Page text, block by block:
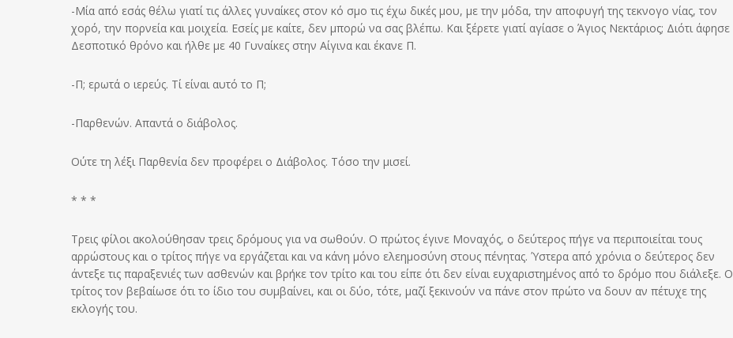
-Μία από εσάς θέλω γιατί τις άλλες γυναίκες στον κό σμο τις έχω δικές μου, με την μόδα, την αποφυγή της τεκνογο νίας, τον
χορό, την πορνεία και μοιχεία. Εσείς με καίτε, δεν μπορώ να σας βλέπω. Και ξέρετε γιατί αγίασε ο Άγιος Νεκτάριος; Διότι άφησε
Δεσποτικό θρόνο και ήλθε με 40 Γυναίκες στην Αίγινα και έκανε Π.
-Π; ερωτά ο ιερεύς. Τί είναι αυτό το Π;
-Παρθενών. Απαντά ο διάβολος.
Ούτε τη λέξι Παρθενία δεν προφέρει ο Διάβολος. Τόσο την μισεί.
* * *
Τρεις φίλοι ακολούθησαν τρεις δρόμους για να σωθούν. Ο πρώτος έγινε Μοναχός, ο δεύτερος πήγε να περιποιείται τους
αρρώστους και ο τρίτος πήγε να εργάζεται και να κάνη μόνο ελεημοσύνη στους πένητας. Ύστερα από χρόνια ο δεύτερος δεν
άντεξε τις παραξενιές των ασθενών και βρήκε τον τρίτο και του είπε ότι δεν είναι ευχαριστημένος από το δρόμο που διάλεξε. Ο
τρίτος τον βεβαίωσε ότι το ίδιο του συμβαίνει, και οι δύο, τότε, μαζί ξεκινούν να πάνε στον πρώτο να δουν αν πέτυχε της
εκλογής του.